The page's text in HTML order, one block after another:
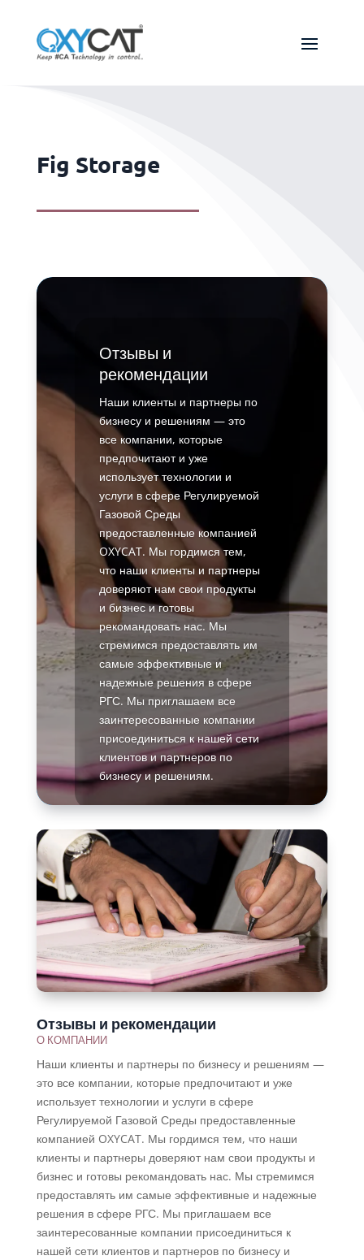
Fig Storage
Отзывы и
рекомендации
Наши клиенты и партнеры по
бизнесу и решениям — это
все компании, которые
предпочитают и уже
использует технологии и
услуги в сфере Регулируемой
Газовой Среды
предоставленные компанией
OXYCAT. Мы гордимся тем,
что наши клиенты и партнеры
доверяют нам свои продукты
и бизнес и готовы
рекомандовать нас. Мы
стремимся предоставлять им
самые эффективные и
надежные решения в сфере
РГС. Мы приглашаем все
заинтересованные компании
присоединиться к нашей сети
клиентов и партнеров по
бизнесу и решениям.
Подробнее
Отзывы и рекомендации
О КОМПАНИИ
Наши клиенты и партнеры по бизнесу и решениям —
это все компании, которые предпочитают и уже
использует технологии и услуги в сфере
Регулируемой Газовой Среды предоставленные
компанией OXYCAT. Мы гордимся тем, что наши
клиенты и партнеры доверяют нам свои продукты и
бизнес и готовы рекомандовать нас. Мы стремимся
предоставлять им самые эффективные и надежные
решения в сфере РГС. Мы приглашаем все
заинтересованные компании присоединиться к
нашей сети клиентов и партнеров по бизнесу и